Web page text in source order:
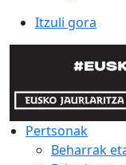
Itzuli gora
Pertsonak
Beharrak